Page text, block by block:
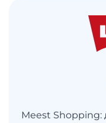
Meest Shopping: